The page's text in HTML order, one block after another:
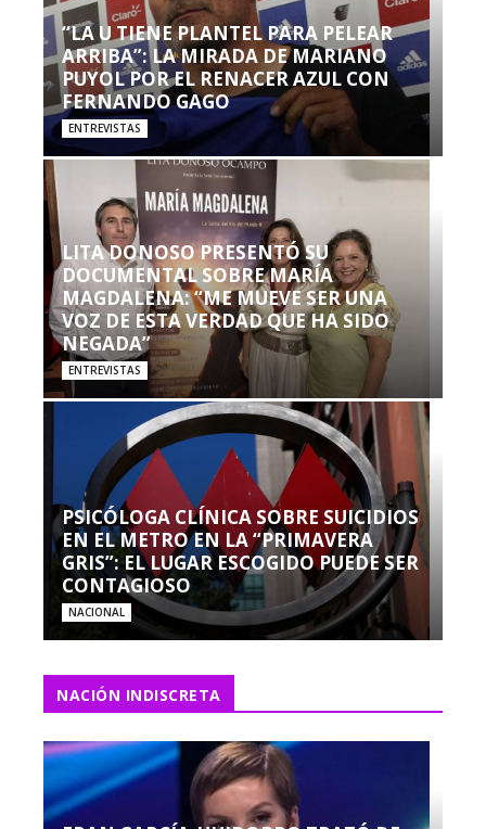
“LA U TIENE PLANTEL PARA PELEAR
ARRIBA”: LA MIRADA DE MARIANO
PUYOL POR EL RENACER AZUL CON
FERNANDO GAGO
ENTREVISTAS
LITA DONOSO PRESENTÓ SU
DOCUMENTAL SOBRE MARÍA
MAGDALENA: “ME MUEVE SER UNA
VOZ DE ESTA VERDAD QUE HA SIDO
NEGADA”
ENTREVISTAS
PSICÓLOGA CLÍNICA SOBRE SUICIDIOS
EN EL METRO EN LA “PRIMAVERA
GRIS”: EL LUGAR ESCOGIDO PUEDE SER
CONTAGIOSO
NACIONAL
NACIÓN INDISCRETA